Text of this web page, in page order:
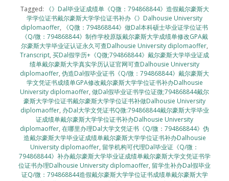
Tagged:
《》Dal毕业证成绩单《Q微：794868844》造假戴尔豪斯大
学学位证书戴尔豪斯大学学位证书补办《》Dalhousie University
diplomaoffer,
《Q微：794868844》做Dal本科硕士毕业证学位证书
《Q/微：794868844》制作学校原版戴尔豪斯大学成绩单修改GPA戴
尔豪斯大学毕业证认证永久可查Dalhousie University diplomaoffer,
Transcript, 买Dal假学历+《Q微;794868844》戴尔豪斯大学毕业证成
绩单戴尔豪斯大学真实学历认证官网可查Dalhousie University
diplomaoffer, 伪造Dal假毕业证书《Q/微：794868844》戴尔豪斯大
学文凭证书成绩单GPA修改戴尔豪斯大学学位证书补办Dalhousie
University diplomaoffer, 做Dal假毕业证书学位证微;794868844戴尔
豪斯大学学位证书戴尔豪斯大学学位证书补做Dalhousie University
diplomaoffer, 办Dal大学文凭证书Q微:794868844戴尔豪斯大学毕业
证成绩单戴尔豪斯大学学位证书补办Dalhousie University
diplomaoffer, 在哪里办理Dal大学文凭证书《Q/微：794868844》伪
造戴尔豪斯大学毕业证成绩单戴尔豪斯大学学位证书补办Dalhousie
University diplomaoffer, 留学机构可代理Dal毕业证《Q/微：
794868844》补办戴尔豪斯大学毕业证成绩单戴尔豪斯大学文凭证书学
位证书办理Dalhousie University diplomaoffer, 留学生补办Dal假毕业
证Q/微：794868844造假戴尔豪斯大学学位证书成绩单戴尔豪斯大学